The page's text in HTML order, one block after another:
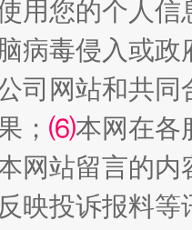
上场
用您的个人
病毒侵入或
司网站和共
； ⑹本网在各
网站留言的内
映投诉报料